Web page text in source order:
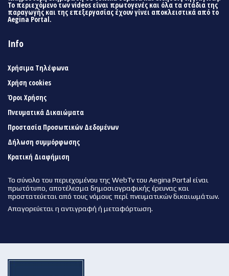
Το περιεχόμενο των videos είναι πρωτογενές και όλα τα στάδια της
παραγωγής και της επεξεργασίας έχουν γίνει αποκλειστικά από το
Aegina Portal.
Info
Χρήσιμα Τηλέφωνα
Χρήση cookies
Όροι Χρήσης
Πνευματικά Δικαιώματα
Προστασία Προσωπικών Δεδομένων
Δήλωση συμμόρφωσης
Κρατική Διαφήμιση
Το σύνολο του περιεχομένου της WebTv του Aegina Portal είναι
πρωτότυπο, αποτέλεσμα δημοσιογραφικής έρευνας και
προστατεύεται από τους νόμους περί πνευματικών δικαιωμάτων.
Απαγορεύεται η αντιγραφή ή μεταφόρτωση.